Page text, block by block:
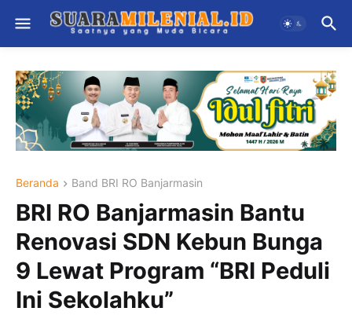
Beranda Band BRI RO Banjarmasin
BRI RO Banjarmasin Bantu
Renovasi SDN Kebun Bunga
9 Lewat Program “BRI Peduli
Ini Sekolahku”